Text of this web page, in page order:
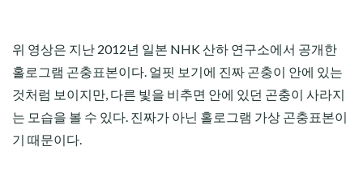
위 영상은 지난 2012년 일본 NHK 산하 연구소에서 공개한
홀로그램 곤충표본이다. 얼핏 보기에 진짜 곤충이 안에 있는
것처럼 보이지만, 다른 빛을 비추면 안에 있던 곤충이 사라지
는 모습을 볼 수 있다. 진짜가 아닌 홀로그램 가상 곤충표본이
기 때문이다.